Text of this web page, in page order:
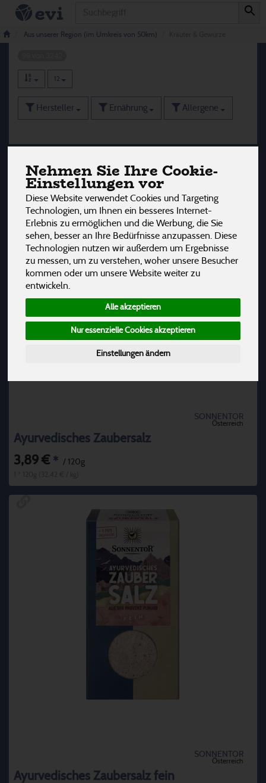
Nehmen Sie Ihre Cookie-
Einstellungen vor
Diese Website verwendet Cookies und Targeting
Technologien, um Ihnen ein besseres Internet-
Erlebnis zu ermöglichen und die Werbung, die Sie
sehen, besser an Ihre Bedürfnisse anzupassen. Diese
Technologien nutzen wir außerdem um Ergebnisse
zu messen, um zu verstehen, woher unsere Besucher
kommen oder um unsere Website weiter zu
entwickeln.
Alle akzeptieren
Nur essenzielle Cookies akzeptieren
Einstellungen ändern
Aus unserer Region (im Umkreis von 50km)
Kräuter & Gewürze
12
Hersteller Ernährung Allergene
SONNENTOR
Österreich
Ayurvedisches Zaubersalz
3,89 € * / 120g
SONNENTOR
Österreich
Ayurvedisches Zaubersalz fein